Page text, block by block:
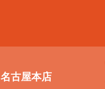
名古屋本店